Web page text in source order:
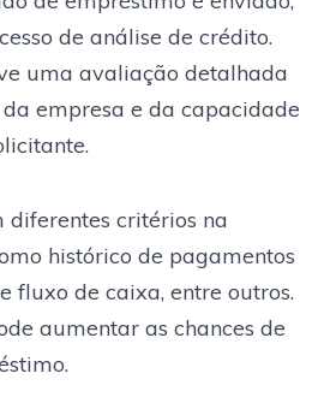
de análise de crédito.
uma avaliação detalhada
empresa e da capacidade
diferentes critérios na
histórico de pagamentos
fluxo de caixa, entre outros.
aumentar as chances de